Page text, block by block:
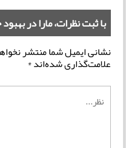
با ثبت نظرات، مارا در
نشانی ایمیل شما منتشر
علامت‌گذاری شده‌اند*